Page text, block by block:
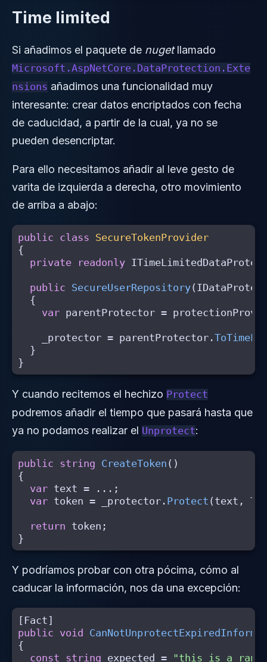
Time limited
Si añadimos el paquete de nugetllamado
Microsoft.AspNetCore.DataProtection.Exte
nsions añadimos una funcionalidad muy
interesante: crear datos encriptados con fecha
de caducidad, a partir de la cual, ya no se
pueden desencriptar.
Para ello necesitamos añadir al leve gesto de
varita de izquierda a derecha, otro movimiento
de arriba a abajo:
public class
SecureTokenProvider
{
private
readonly
public SecureUserRepository(
{
var parentProtector =
_protector = parentProtector .
}
}
Y cuando recitemos el hechizo Protect
podremos añadir el tiempo que pasará hasta que
ya no podamos realizar el Unprotect:
public string CreateToken ()
{
var text =
...;
var token = _protector . Protect ( text ,
return token ;
}
Y podríamos probar con otra pócima, cómo al
caducar la información, nos da una excepción:
[ Fact ]
public
void
{
const
string expected = "this is a